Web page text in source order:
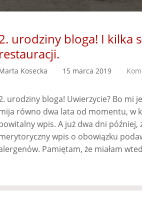
urodziny bloga! I kilka
restauracji.
Kosecka 15 marca 2019
urodziny bloga! Uwierzycie? Bo mi
równo dwa lata od momentu, w
wpis. A już dwa dni później,
wpis o obowiązku
Pamiętam, że miałam